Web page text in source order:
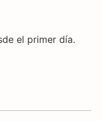
el primer día.